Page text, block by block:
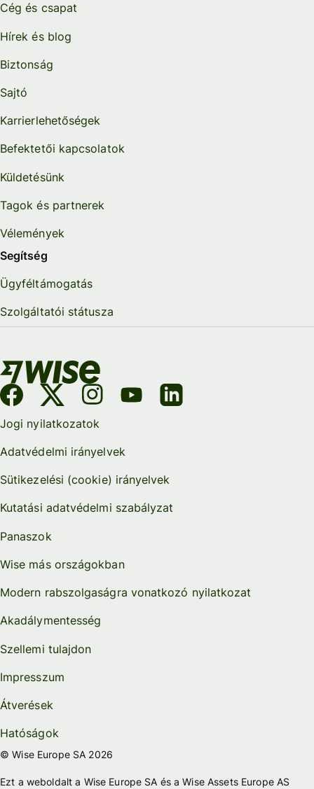
Cég és csapat
Hírek és blog
Biztonság
Sajtó
Karrierlehetőségek
Befektetői kapcsolatok
Küldetésünk
Tagok és partnerek
Vélemények
Segítség
Ügyféltámogatás
Szolgáltatói státusza
Jogi nyilatkozatok
Adatvédelmi irányelvek
Sütikezelési (cookie) irányelvek
Kutatási adatvédelmi szabályzat
Panaszok
Wise más országokban
Modern rabszolgaságra vonatkozó nyilatkozat
Akadálymentesség
Szellemi tulajdon
Impresszum
Átverések
Hatóságok
© Wise Europe SA 2026
Ezt a weboldalt a Wise Europe SA és a Wise Assets Europe AS